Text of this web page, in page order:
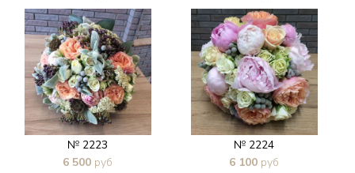
В 1 клик
В 1 клик
№ 2223
6 500 руб
№ 2224
6 100 руб